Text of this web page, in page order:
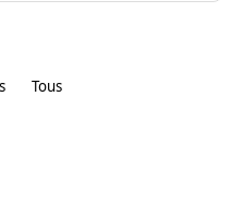
Tous